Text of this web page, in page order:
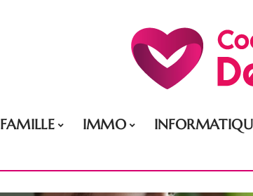
FAMILLE IMMO